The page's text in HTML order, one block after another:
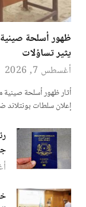
ظهور أسلحة
يثير تساؤلات
أغسطس 7, 2026
أثار ظهور أسلحة
إعلان سلطات بونتلاند